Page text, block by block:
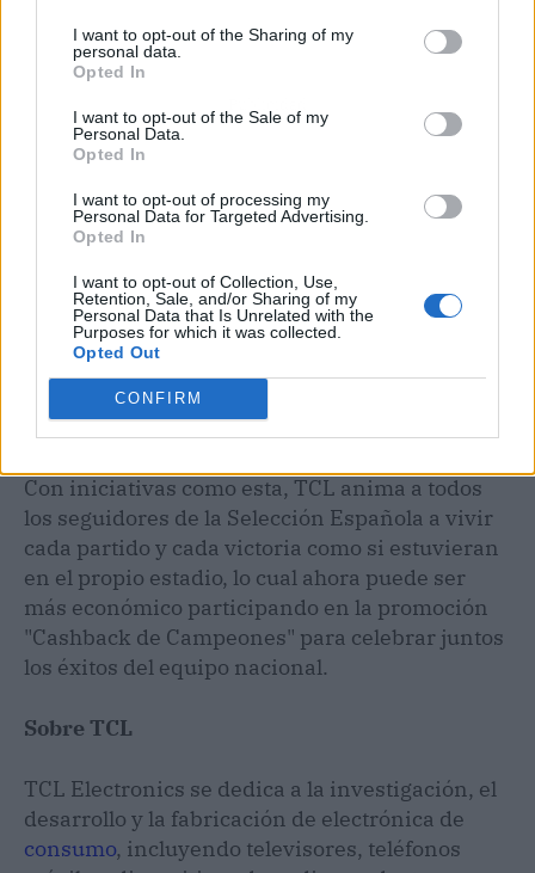
I want to opt-out of the Sharing of my
personal data.
Opted In
I want to opt-out of the Sale of my
Personal Data.
Opted In
I want to opt-out of processing my
Personal Data for Targeted Advertising.
Opted In
I want to opt-out of Collection, Use,
Retention, Sale, and/or Sharing of my
Personal Data that Is Unrelated with the
Purposes for which it was collected.
Opted Out
CONFIRM
Con iniciativas como esta, TCL anima a todos
los seguidores de la Selección Española a vivir
cada partido y cada victoria como si estuvieran
en el propio estadio, lo cual ahora puede ser
más económico participando en la promoción
"Cashback de Campeones" para celebrar juntos
los éxitos del equipo nacional.
Sobre TCL
TCL Electronics se dedica a la investigación, el
desarrollo y la fabricación de electrónica de
consumo, incluyendo televisores, teléfonos